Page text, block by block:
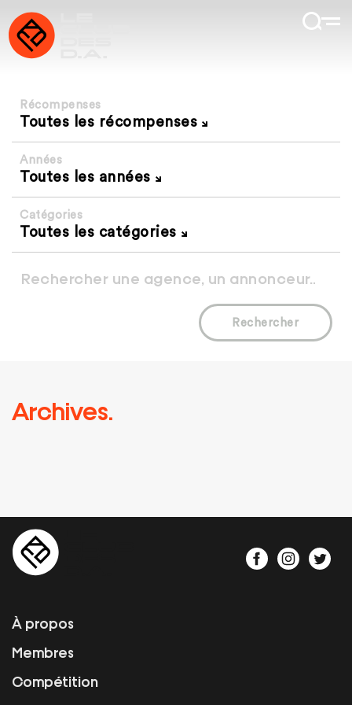
Récompenses
Toutes les récompenses
Années
Toutes les années
Catégories
Toutes les catégories
Rechercher
Archives.
À propos
Membres
Compétition